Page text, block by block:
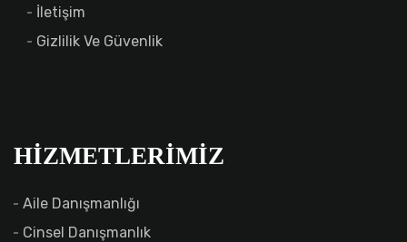
İletişim
Gizlilik Ve Güvenlik
HIZMETLERIMIZ
Aile Danışmanlığı
Cinsel Danışmanlık